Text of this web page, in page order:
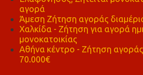
αγορά
Άμεση Ζήτηση αγοράς
Χαλκίδα - Ζήτηση για αγορά
μονοκατοικίας
Αθήνα κέντρο - Ζήτηση
70.000€